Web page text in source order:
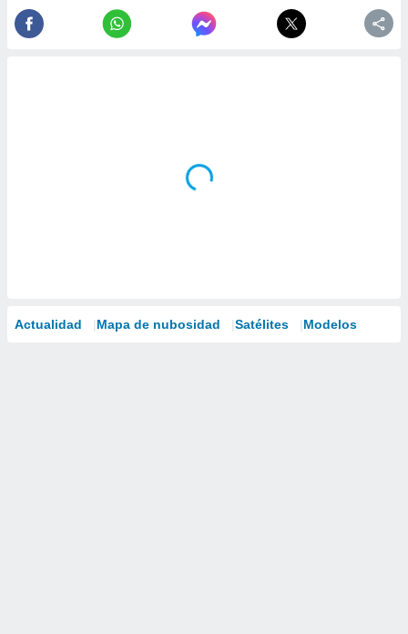
Actualidad Mapa de nubosidad Satélites Modelos